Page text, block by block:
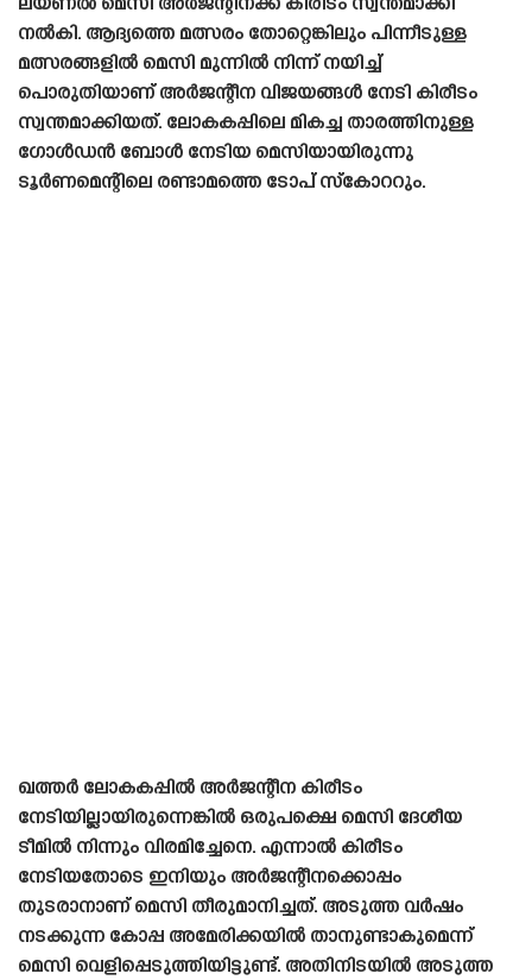
ലയണൽ മെസി അർജന്റീനക്ക് കിരീടം സ്വന്തമാക്കി
നൽകി. ആദ്യത്തെ മത്സരം തോറ്റെങ്കിലും പിന്നീടുള്ള
മത്സരങ്ങളിൽ മെസി മുന്നിൽ നിന്ന് നയിച്ച്
പൊരുതിയാണ് അർജന്റീന വിജയങ്ങൾ നേടി കിരീടം
സ്വന്തമാക്കിയത്. ലോകകപ്പിലെ മികച്ച താരത്തിനുള്ള
ഗോൾഡൻ ബോൾ നേടിയ മെസിയായിരുന്നു
ടൂർണമെന്റിലെ രണ്ടാമത്തെ ടോപ് സ്കോററും.
ഖത്തർ ലോകകപ്പിൽ അർജന്റീന കിരീടം
നേടിയില്ലായിരുന്നെങ്കിൽ ഒരുപക്ഷെ മെസി ദേശീയ
ടീമിൽ നിന്നും വിരമിച്ചേനെ. എന്നാൽ കിരീടം
നേടിയതോടെ ഇനിയും അർജന്റീനക്കൊപ്പം
തുടരാനാണ് മെസി തീരുമാനിച്ചത്. അടുത്ത വർഷം
നടക്കുന്ന കോപ്പ അമേരിക്കയിൽ താനുണ്ടാകുമെന്ന്
മെസി വെളിപ്പെടുത്തിയിട്ടുണ്ട്. അതിനിടയിൽ അടുത്ത